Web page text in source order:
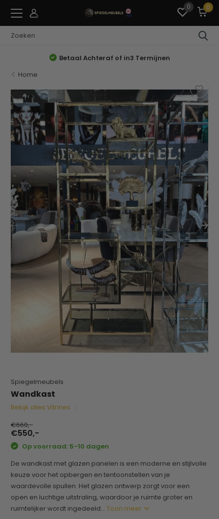
0 0
Betaal Achteraf of in3 Termijnen
Home
Spiegelmeubels
Wandkast
Bekijk alles Vitrines
€660,-
€550,-
Op voorraad: 5-10 dagen
De wandkast met glazen panelen is een moderne en stijlvolle
keuze voor het opbergen en tentoonstellen van je
waardevolle spullen. Het glazen ontwerp zorgt voor een
open en luchtige uitstraling, waardoor je ruimte groter en
ruimtelijker wordt ingedeeld...Toon meer